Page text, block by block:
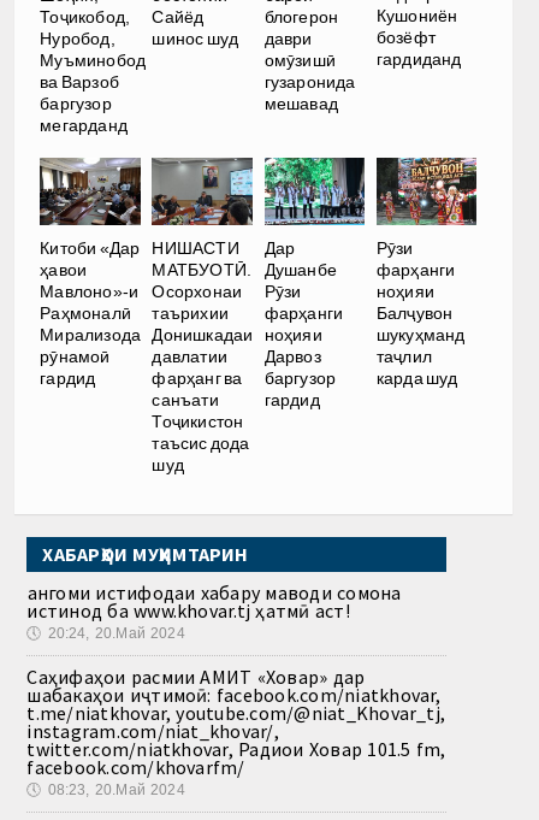
Тоҷикобод,
Нуробод,
Муъминобод
ва Варзоб
баргузор
мегарданд
Сайёд
шинос шуд
блогерон
даври
омӯзишӣ
гузаронида
мешавад
Кушониён
бозёфт
гардиданд
Китоби «Дар
ҳавои
Мавлоно»-и
Раҳмоналӣ
Мирализода
рӯнамоӣ
гардид
НИШАСТИ
МАТБУОТӢ.
Осорхонаи
таърихии
Донишкадаи
давлатии
фарҳанг ва
санъати
Тоҷикистон
таъсис дода
шуд
Дар
Душанбе
Рӯзи
фарҳанги
ноҳияи
Дарвоз
баргузор
гардид
Рӯзи
фарҳанги
ноҳияи
Балҷувон
шукуҳманд
таҷлил
карда шуд
ХАБАРҲОИ МУҲИМТАРИН
Ҳангоми истифодаи хабару маводи сомона
истинод ба www.khovar.tj ҳатмӣ аст!
🕔 20:24, 20.Май 2024
Саҳифаҳои расмии АМИТ «Ховар» дар
шабакаҳои иҷтимоӣ: facebook.com/niatkhovar,
t.me/niatkhovar, youtube.com/@niat_Khovar_tj,
instagram.com/niat_khovar/,
twitter.com/niatkhovar, Радиои Ховар 101.5 fm,
facebook.com/khovarfm/
🕔 08:23, 20.Май 2024